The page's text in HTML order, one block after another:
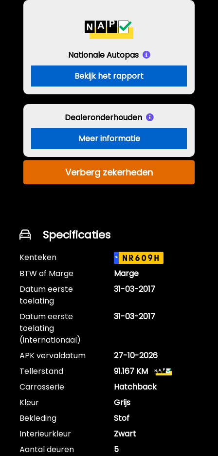
Nationale Autopas
Bekijk het rapport
Dealeronderhouden
Meer informatie
Verberg zekerheden
Specificaties
Kenteken NL NR609H
BTW of Marge
Marge
Datum eerste
toelating
31-03-2017
Datum eerste
toelating
(internationaal)
31-03-2017
APK vervaldatum
27-10-2026
Tellerstand
91.167 KM
Carrosserie
Hatchback
Kleur
Grijs
Bekleding
Stof
Interieurkleur
Zwart
Aantal deuren
5